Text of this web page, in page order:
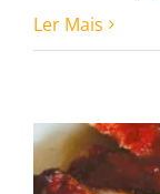
Ler Mais